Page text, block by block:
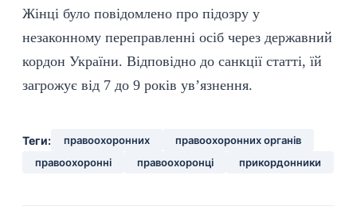
Жінці було повідомлено про підозру у
незаконному переправленні осіб через державний
кордон України. Відповідно до санкції статті, їй
загрожує від 7 до 9 років ув’язнення.
Теги: правоохоронних
правоохоронних органів
правоохоронні
правоохоронці прикордонники